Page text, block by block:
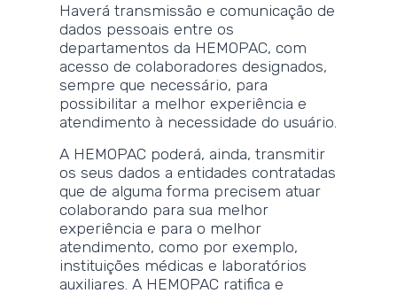
Haverá transmissão e comunicação de
dados pessoais entre os
departamentos da HEMOPAC, com
acesso de colaboradores designados,
sempre que necessário, para
possibilitar a melhor experiência e
atendimento à necessidade do usuário.
A HEMOPAC poderá, ainda, transmitir
os seus dados a entidades contratadas
que de alguma forma precisem atuar
colaborando para sua melhor
experiência e para o melhor
atendimento, como por exemplo,
instituições médicas e laboratórios
auxiliares. A HEMOPAC ratifica e